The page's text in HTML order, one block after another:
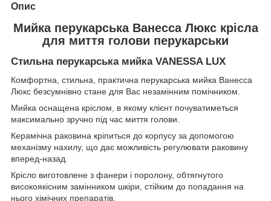
Опис
Мийка перукарська Ванесса Люкс крісла
для миття голови перукарськи
Стильна перукарська мийка VANESSA LUX
Комфортна, стильна, практична перукарська мийка Ванесса
Люкс безсумнівно стане для Вас незамінним помічником.
Мийка оснащена кріслом, в якому клієнт почуватиметься
максимально зручно під час миття голови.
Керамічна раковина кріпиться до корпусу за допомогою
механізму нахилу, що дає можливість регулювати раковину
вперед-назад.
Крісло виготовлене з фанери і поролону, обтягнутого
високоякісним замінником шкіри, стійким до попадання на
нього хімічних препаратів.